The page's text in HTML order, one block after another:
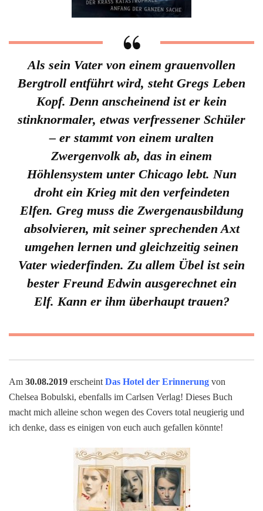
Als sein Vater von einem grauenvollen
Bergtroll entführt wird, steht Gregs Leben
Kopf. Denn anscheinend ist er kein
stinknormaler, etwas verfressener Schüler
– er stammt von einem uralten
Zwergenvolk ab, das in einem
Höhlensystem unter Chicago lebt. Nun
droht ein Krieg mit den verfeindeten
Elfen. Greg muss die Zwergenausbildung
absolvieren, mit seiner sprechenden Axt
umgehen lernen und gleichzeitig seinen
Vater wiederfinden. Zu allem Übel ist sein
bester Freund Edwin ausgerechnet ein
Elf. Kann er ihm überhaupt trauen?
Am 30.08.2019 erscheint Das Hotel der Erinnerung von
Chelsea Bobulski, ebenfalls im Carlsen Verlag! Dieses Buch
macht mich alleine schon wegen des Covers total neugierig und
ich denke, dass es einigen von euch auch gefallen könnte!